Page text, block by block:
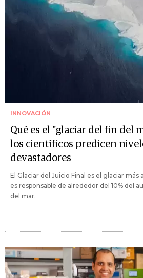
INNOVACIÓN
Qué es el "glaciar del fin del
los científicos predicen
devastadores
El Glaciar del Juicio Final es el glaciar más
es responsable de alrededor del 10% del
del mar.